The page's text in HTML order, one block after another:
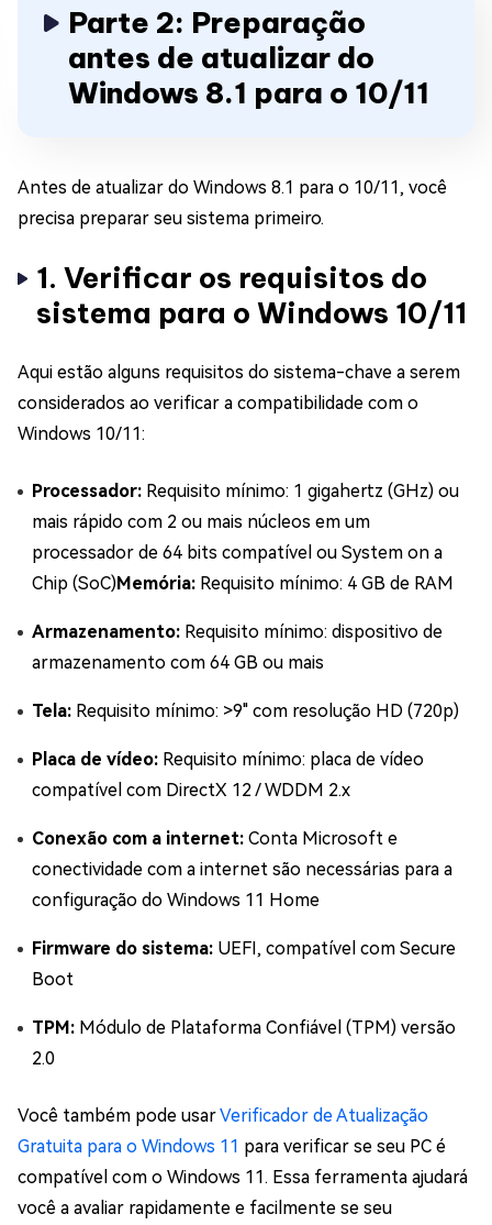
Parte 2: Preparação
antes de atualizar do
Windows 8.1 para o 10/11
Antes de atualizar do Windows 8.1 para o 10/11, você
precisa preparar seu sistema primeiro.
1. Verificar os requisitos do
sistema para o Windows 10/11
Aqui estão alguns requisitos do sistema-chave a serem
considerados ao verificar a compatibilidade com o
Windows 10/11:
Processador: Requisito mínimo: 1 gigahertz (GHz) ou
mais rápido com 2 ou mais núcleos em um
processador de 64 bits compatível ou System on a
Chip (SoC)Memória: Requisito mínimo: 4 GB de RAM
Armazenamento: Requisito mínimo: dispositivo de
armazenamento com 64 GB ou mais
Tela: Requisito mínimo: >9" com resolução HD (720p)
Placa de vídeo: Requisito mínimo: placa de vídeo
compatível com DirectX 12 / WDDM 2.x
Conexão com a internet: Conta Microsoft e
conectividade com a internet são necessárias para a
configuração do Windows 11 Home
Firmware do sistema: UEFI, compatível com Secure
Boot
TPM: Módulo de Plataforma Confiável (TPM) versão
2.0
Você também pode usarVerificador de Atualização
Gratuita para o Windows 11 para verificar se seu PC é
compatível com o Windows 11. Essa ferramenta ajudará
você a avaliar rapidamente e facilmente se seu